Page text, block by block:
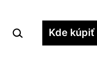
Hľadať… Kde kúpiť